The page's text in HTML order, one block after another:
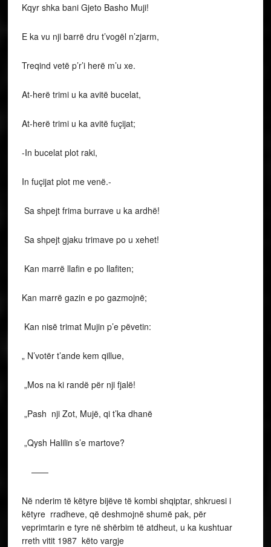
Kqyr shka bani Gjeto Basho Muji!
E ka vu nji barrë dru t’vogël n’zjarm,
Treqind vetë p’r’i herë m’u xe.
At-herë trimi u ka avitë bucelat,
At-herë trimi u ka avitë fuçijat;
-In bucelat plot raki,
In fuçijat plot me venë.-
Sa shpejt frima burrave u ka ardhë!
Sa shpejt gjaku trimave po u xehet!
Kan marrë llafin e po llafiten;
Kan marrë gazin e po gazmojnë;
Kan nisë trimat Mujin p’e pëvetin:
„ N’votër t’ande kem qillue,
„Mos na ki randë për nji fjalë!
„Pash nji Zot, Mujë, qi t’ka dhanë
„Qysh Halilin s’e martove?
——
Në nderim të këtyre bijëve të kombi shqiptar, shkruesi i
këtyre rradheve, që deshmojnë shumë pak, për
veprimtarin e tyre në shërbim të atdheut, u ka kushtuar
rreth vitit 1987 këto vargje